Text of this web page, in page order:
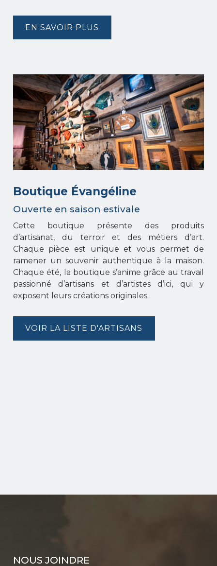
EN SAVOIR PLUS
Boutique Évangéline
Ouverte en saison estivale
Cette boutique présente des produits
d’artisanat, du terroir et des métiers d’art.
Chaque pièce est unique et vous permet de
ramener un souvenir authentique à la maison.
Chaque été, la boutique s’anime grâce au travail
passionné d’artisans et d’artistes d’ici, qui y
exposent leurs créations originales.
VOIR LA LISTE D'ARTISANS
NOUS JOINDRE